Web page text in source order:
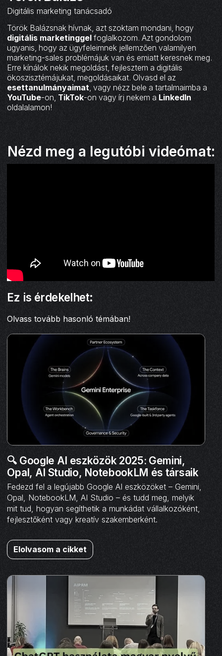
Digitális marketing tanácsadó
Török Balázsnak hívnak, azt szoktam mondani, hogy
digitális marketinggel foglalkozom. Azt gondolom
ugyanis, hogy az ügyfeleimnek jellemzően valamilyen
marketing-sales problémájuk van és emiatt keresnek meg.
Erre kínálok nekik megoldást, fejlesztem a digitális
ökoszisztémájukat, megoldásaikat. Olvasd el az
esettanulmányaimat, vagy nézz bele a tartalmaimba a
YouTube-on, TikTok-on vagy írj nekem a LinkedIn
oldalalamon!
Nézd meg a legutóbi videómat:
Ez is érdekelhet:
Olvass tovább hasonló témában!
🔍 Google AI eszközök 2025: Gemini,
Opal, AI Studio, NotebookLM és társaik
Fedezd fel a legújabb Google AI eszközöket – Gemini,
Opal, NotebookLM, AI Studio – és tudd meg, melyik
mit tud, hogyan segíthetik a munkádat vállalkozóként,
fejlesztőként vagy kreatív szakemberként.
Elolvasom a cikket